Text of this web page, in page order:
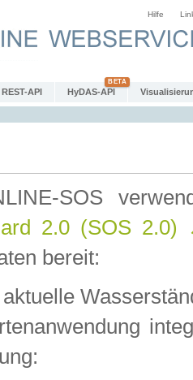
Hilfe
REST-API HyDAS-API
SOS
2.0 (SOS 2.0)
bereit: